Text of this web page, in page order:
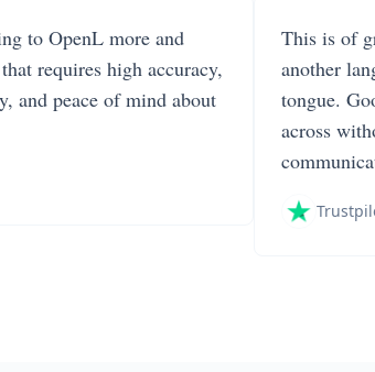
to OpenL more and
requires high accuracy,
and peace of mind about
This is of
another
tongue.
across